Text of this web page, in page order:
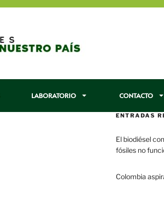
LABORATORIO CONTACTO
ENTRADAS
El biodiésel
fósiles no
Colombia